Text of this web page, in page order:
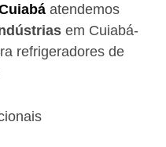
atendemos
em Cuiabá-
refrigeradores de